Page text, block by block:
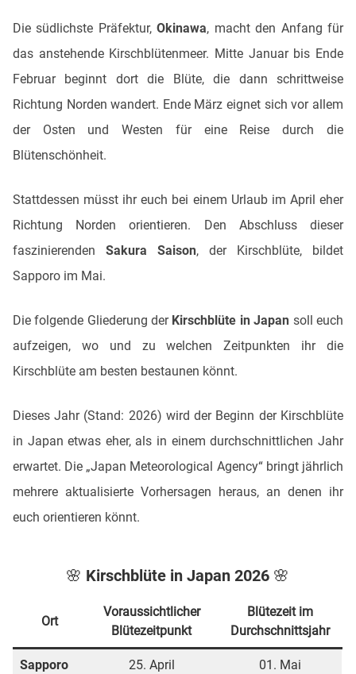
Die südlichste Präfektur,Okinawa, macht den Anfang für
das anstehende Kirschblütenmeer. Mitte Januar bis Ende
Februar beginnt dort die Blüte, die dann schrittweise
Richtung Norden wandert. Ende März eignet sich vor allem
der Osten und Westen für eine Reise durch die
Blütenschönheit.
Stattdessen müsst ihr euch bei einem Urlaub im April eher
Richtung Norden orientieren. Den Abschluss dieser
faszinierenden Sakura Saison, der Kirschblüte, bildet
Sapporo im Mai.
Die folgende Gliederung der Kirschblüte in Japan soll euch
aufzeigen, wo und zu welchen Zeitpunkten ihr die
Kirschblüte am besten bestaunen könnt.
Dieses Jahr (Stand: 2026) wird der Beginn der Kirschblüte
in Japan etwas eher, als in einem durchschnittlichen Jahr
erwartet. Die „Japan Meteorological Agency“ bringt jährlich
mehrere aktualisierte Vorhersagen heraus, an denen ihr
euch orientieren könnt.
🌸 Kirschblüte in Japan 2026 🌸
Ort
Voraussichtlicher
Blütezeitpunkt
Blütezeit im
Durchschnittsjahr
Sapporo 25. April 01. Mai